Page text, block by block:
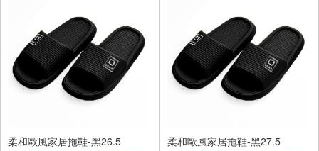
柔和歐風家居拖鞋-黑26.5
柔和歐風家居拖鞋-黑27.5